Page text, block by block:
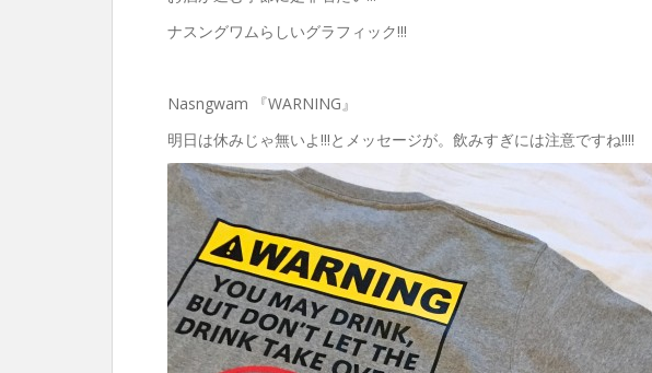
ナスングワムらしいグラフィック!!!
Nasngwam 『WARNING』
明日は休みじゃ無いよ!!!とメッセージが。飲みすぎには注意ですね!!!!